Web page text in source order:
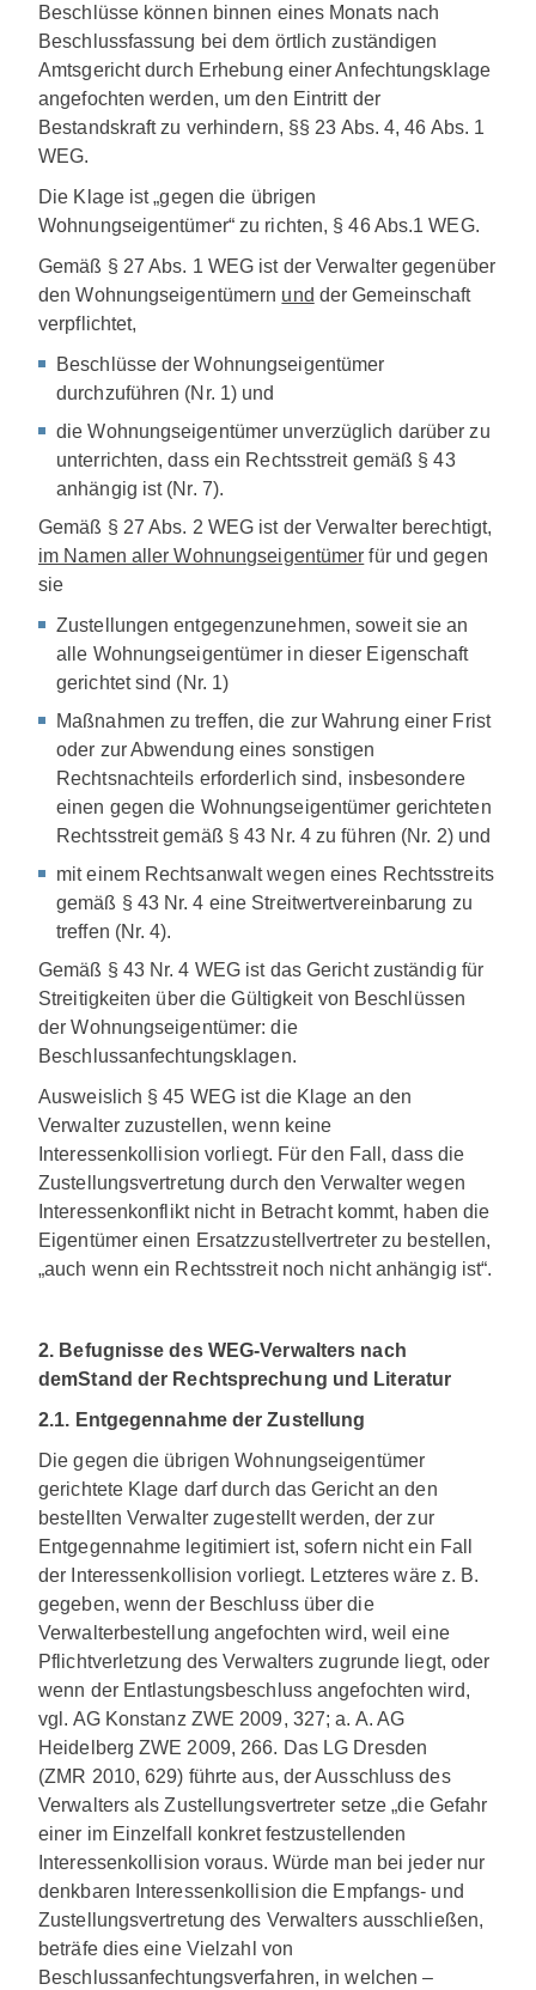
Beschlüsse können binnen eines Monats nach
Beschlussfassung bei dem örtlich zuständigen
Amtsgericht durch Erhebung einer Anfechtungsklage
angefochten werden, um den Eintritt der
Bestandskraft zu verhindern, §§ 23 Abs. 4, 46 Abs. 1
WEG.
Die Klage ist „gegen die übrigen
Wohnungseigentümer“ zu richten, § 46 Abs.1 WEG.
Gemäß § 27 Abs. 1 WEG ist der Verwalter gegenüber
den Wohnungseigentümern und der Gemeinschaft
verpflichtet,
Beschlüsse der Wohnungseigentümer
durchzuführen (Nr. 1) und
die Wohnungseigentümer unverzüglich darüber zu
unterrichten, dass ein Rechtsstreit gemäß § 43
anhängig ist (Nr. 7).
Gemäß § 27 Abs. 2 WEG ist der Verwalter berechtigt,
im Namen aller Wohnungseigentümer für und gegen
sie
Zustellungen entgegenzunehmen, soweit sie an
alle Wohnungseigentümer in dieser Eigenschaft
gerichtet sind (Nr. 1)
Maßnahmen zu treffen, die zur Wahrung einer Frist
oder zur Abwendung eines sonstigen
Rechtsnachteils erforderlich sind, insbesondere
einen gegen die Wohnungseigentümer gerichteten
Rechtsstreit gemäß § 43 Nr. 4 zu führen (Nr. 2) und
mit einem Rechtsanwalt wegen eines Rechtsstreits
gemäß § 43 Nr. 4 eine Streitwertvereinbarung zu
treffen (Nr. 4).
Gemäß § 43 Nr. 4 WEG ist das Gericht zuständig für
Streitigkeiten über die Gültigkeit von Beschlüssen
der Wohnungseigentümer: die
Beschlussanfechtungsklagen.
Ausweislich § 45 WEG ist die Klage an den
Verwalter zuzustellen, wenn keine
Interessenkollision vorliegt. Für den Fall, dass die
Zustellungsvertretung durch den Verwalter wegen
Interessenkonflikt nicht in Betracht kommt, haben die
Eigentümer einen Ersatzzustellvertreter zu bestellen,
„auch wenn ein Rechtsstreit noch nicht anhängig ist“.
2. Befugnisse des WEG-Verwalters nach
demStand der Rechtsprechung und Literatur
2.1. Entgegennahme der Zustellung
Die gegen die übrigen Wohnungseigentümer
gerichtete Klage darf durch das Gericht an den
bestellten Verwalter zugestellt werden, der zur
Entgegennahme legitimiert ist, sofern nicht ein Fall
der Interessenkollision vorliegt. Letzteres wäre z. B.
gegeben, wenn der Beschluss über die
Verwalterbestellung angefochten wird, weil eine
Pflichtverletzung des Verwalters zugrunde liegt, oder
wenn der Entlastungsbeschluss angefochten wird,
vgl. AG Konstanz ZWE 2009, 327; a. A. AG
Heidelberg ZWE 2009, 266. Das LG Dresden
(ZMR 2010, 629) führte aus, der Ausschluss des
Verwalters als Zustellungsvertreter setze „die Gefahr
einer im Einzelfall konkret festzustellenden
Interessenkollision voraus. Würde man bei jeder nur
denkbaren Interessenkollision die Empfangs- und
Zustellungsvertretung des Verwalters ausschließen,
beträfe dies eine Vielzahl von
Beschlussanfechtungsverfahren, in welchen –